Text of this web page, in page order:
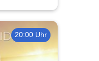
20:00 Uhr